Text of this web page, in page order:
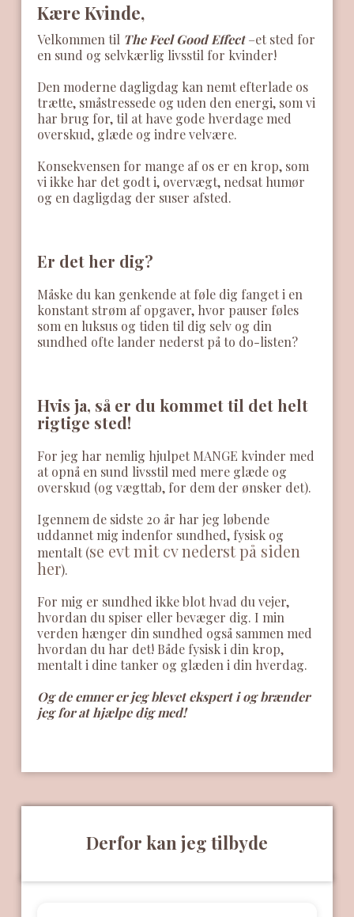
​Kære Kvinde,
​Velkommen til The Feel Good Effect–et sted for
en sund og selvkærlig livsstil for kvinder!
​Den moderne dagligdag kan nemt efterlade os
trætte, småstressede og uden den energi, som vi
har brug for, til at have gode hverdage med
overskud, glæde og indre velvære.
Konsekvensen for mange af os er en krop, som
vi ikke har det godt i, overvægt, nedsat humør
og en dagligdag der suser afsted.
Er det her dig?
Måske du kan genkende at føle dig fanget i en
konstant strøm af opgaver, hvor pauser føles
som en luksus og tiden til dig selv og din
sundhed ofte lander nederst på to do-listen?
Hvis ja, så er du kommet til det helt
rigtige sted!
For jeg har nemlig hjulpet MANGE kvinder med
at opnå en sund livsstil med mere glæde og
overskud (og vægttab, for dem der ønsker det).
Igennem de sidste 20 år har jeg løbende
uddannet mig indenfor sundhed, fysisk og
mentalt (se evt mit cv nederst på siden
her).
For mig er sundhed ikke blot hvad du vejer,
hvordan du spiser eller bevæger dig. I min
verden hænger din sundhed også sammen med
hvordan du har det! Både fysisk i din krop,
mentalt i dine tanker og glæden i din hverdag.​
Og de emner er jeg blevet ekspert i og brænder
jeg for at hjælpe dig med!
Derfor kan jeg tilbyde